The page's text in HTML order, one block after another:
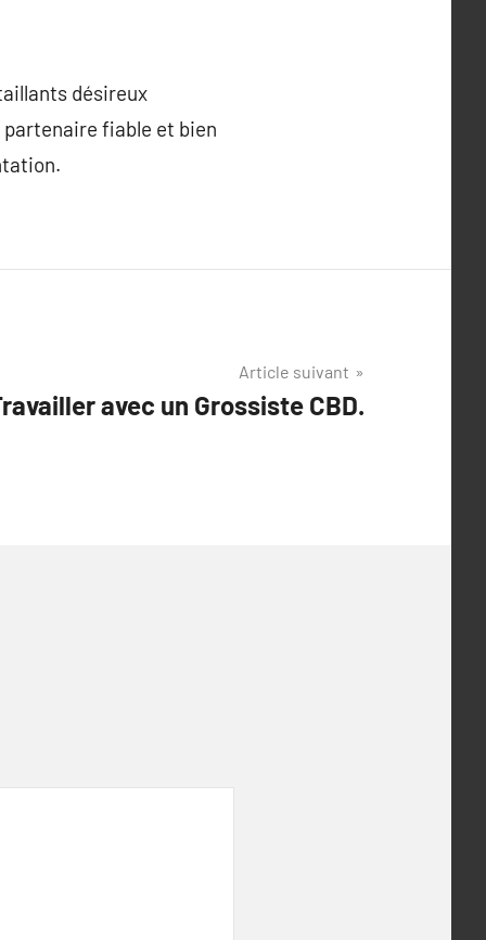
désireux
partenaire fiable et bien
Article suivant
avec un Grossiste CBD.